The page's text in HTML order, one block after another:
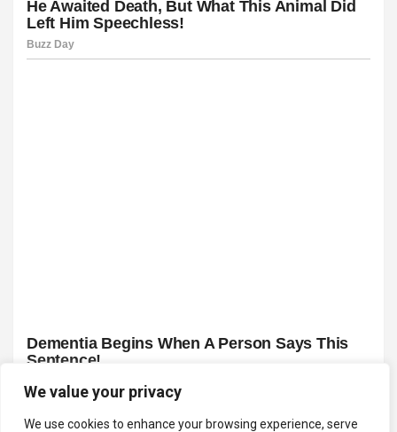
We value your privacy
We use cookies to enhance your browsing experience, serve